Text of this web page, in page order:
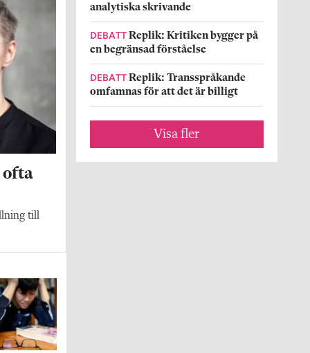
ofta
till
analytiska skrivande
DEBATT Replik: Kritiken bygger på
en begränsad förståelse
DEBATT Replik: Transspråkande
omfamnas för att det är billigt
Visa fler